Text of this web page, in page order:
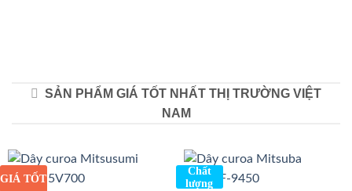
SẢN PHẨM GIÁ TỐT NHẤT THỊ TRƯỜNG VIỆT
NAM
GIÁ TỐT
Chất
lượng